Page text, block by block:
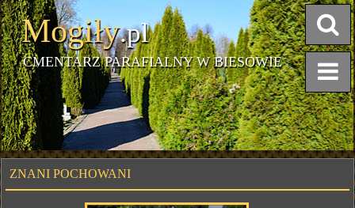
Mogiły.pl
CMENTARZ PARAFIALNY W BIESOWIE
ZNANI POCHOWANI